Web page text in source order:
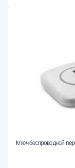
Ключ беспроводной